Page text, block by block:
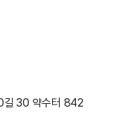
길 30 약수터 842